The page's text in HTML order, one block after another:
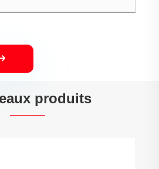
produits